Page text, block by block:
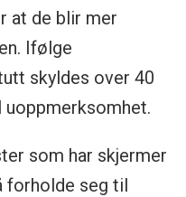
at de blir mer
Ifølge
skyldes over 40
som har skjermer
forholde seg til